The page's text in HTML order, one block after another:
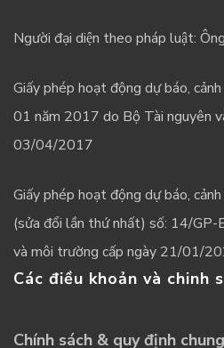
Người đại diện theo pháp luật:
Giấy phép hoạt động dự báo,
01 năm 2017 do Bộ Tài nguyên
03/04/2017
Giấy phép hoạt động dự báo,
(sửa đổi lần thứ nhất) số: 14/
và môi trường cấp ngày 21/01/
Các điều khoản và chinh
Chính sách & quy định chung